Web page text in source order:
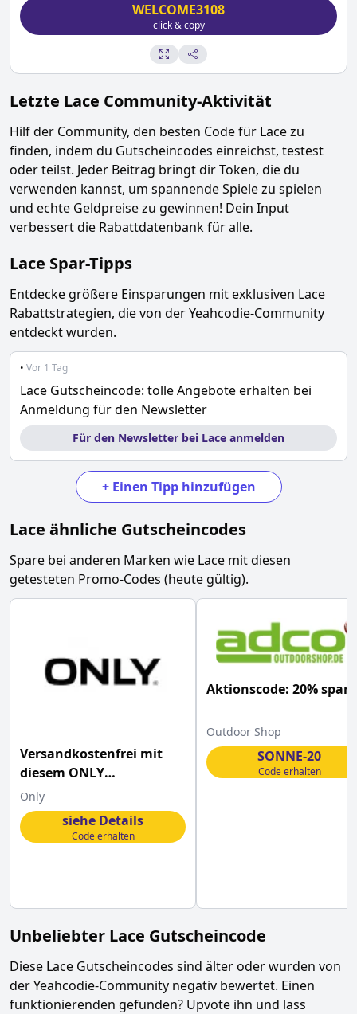
WELCOME3108
click & copy
Letzte Lace Community-Aktivität
Hilf der Community, den besten Code für Lacezu
finden, indem du Gutscheincodes einreichst, testest
oder teilst. Jeder Beitrag bringt dir Token, die du
verwenden kannst, um spannende Spiele zu spielen
und echte Geldpreise zu gewinnen! Dein Input
verbessert die Rabattdatenbank für alle.
Lace Spar-Tipps
Entdecke größere Einsparungen mit exklusiven Lace
Rabattstrategien, die von der Yeahcodie-Community
entdeckt wurden.
• Vor 1 Tag
Lace Gutscheincode: tolle Angebote erhalten bei
Anmeldung für den Newsletter
Für den Newsletter bei Lace anmelden
+ Einen Tipp hinzufügen
Lace ähnliche Gutscheincodes
Spare bei anderen Marken wie Lace mit diesen
getesteten Promo-Codes (heute gültig).
Versandkostenfrei mit
diesem ONLY
Gutscheincode bestellen
Only
siehe Details
Code erhalten
Aktionscode: 20%
Outdoor Shop
SONNE-20
Code erhalten
Unbeliebter Lace Gutscheincode
Diese Lace Gutscheincodes sind älter oder wurden von
der Yeahcodie-Community negativ bewertet. Einen
funktionierenden gefunden? Upvote ihn und lass